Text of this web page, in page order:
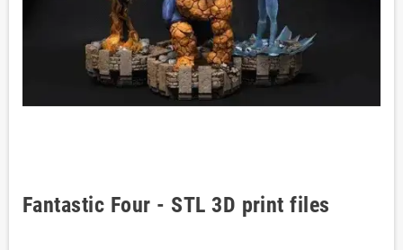
Fantastic Four - STL 3D print files